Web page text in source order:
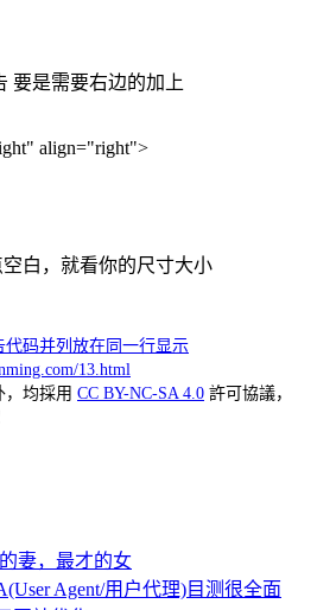
需要右边的加上
align="right">
白，就看你的尺寸大小
代码并列放在同一行显示
13.html
，均採用 CC BY-NC-SA 4.0 許可協議，
妻，最才的女
Agent/用户代理)目测很全面